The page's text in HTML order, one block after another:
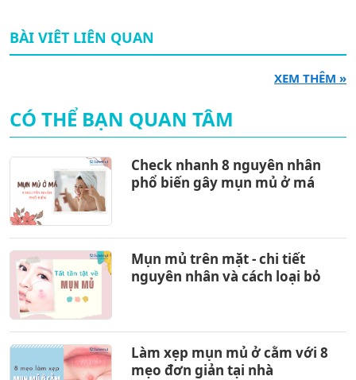
BÀI VIÊT LIÊN QUAN
XEM THÊM »
CÓ THỂ BẠN QUAN TÂM
Check nhanh 8 nguyên nhân
phổ biến gây mụn mủ ở má
Mụn mủ trên mặt - chi tiết
nguyên nhân và cách loại bỏ
Làm xẹp mụn mủ ở cằm với 8
mẹo đơn giản tại nhà